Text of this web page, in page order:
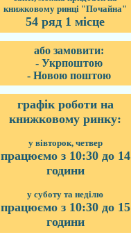
книжковому ринці "Почайна"
54 ряд 1 місце
або замовити:
- Укрпоштою
- Новою поштою
графік роботи на
книжковому ринку:
у вівторок, четвер
працюємо з 10:30 до 14
години
у суботу та неділю
працюємо з 10:30 до 15
години